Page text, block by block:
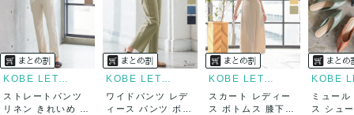
KOBE LETTUCE
ストレートパンツ
リネン きれいめ レ
KOBE LETTUCE
ワイドパンツ レデ
ィース パンツ ボト
KOBE LETTUCE
スカート レディー
ス ボトムス 膝下
ミュー
ス シュ